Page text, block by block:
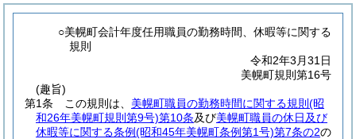
○美幌町会計年度任用職員の勤務時間、休暇等に関する
規則
令和2年3月31日
美幌町規則第16号
(趣旨)
第1条
この規則は、 美幌町職員の勤務時間に関する規則 (昭
和26年美幌町規則第9号)第10条及び美幌町職員の休日及び
休暇等に関する条例(昭和45年美幌町条例第1号)第7条の2の